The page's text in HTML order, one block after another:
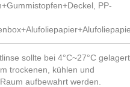
PP-
sollte bei 4°C~27°C gelagert
trockenen, kühlen und
aufbewahrt werden.